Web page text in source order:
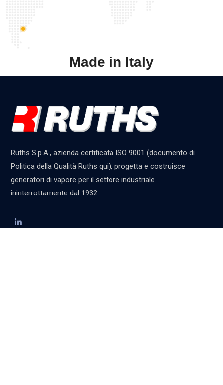
Made in Italy
Ruths S.p.A., azienda certificata ISO 9001 (documento di
Politica della Qualità Ruths qui), progetta e costruisce
generatori di vapore per il settore industriale
ininterrottamente dal 1932.